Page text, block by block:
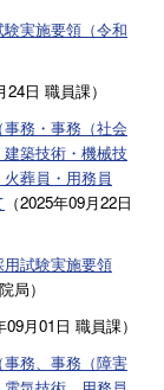
実施要領（令和
24日 職員課）
務・事務（社会
築技術・機械技
葬員・用務員
（2025年09月22日
試験実施要領
局）
09月01日 職員課）
務、事務（障害